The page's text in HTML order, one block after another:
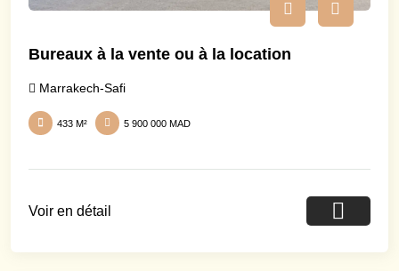
Bureaux à la vente ou à la location
Marrakech-Safi
433 M² 5 900 000 MAD
Voir en détail